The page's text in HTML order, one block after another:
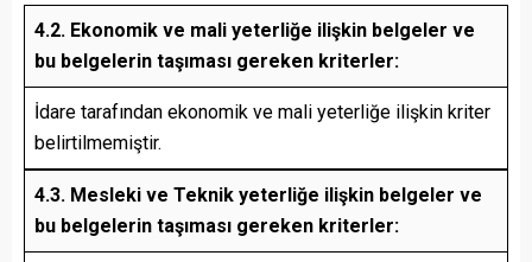
4.2. Ekonomik ve mali yeterliğe ilişkin belgeler ve
bu belgelerin taşıması gereken kriterler:
İdare tarafından ekonomik ve mali yeterliğe ilişkin kriter
belirtilmemiştir.
4.3. Mesleki ve Teknik yeterliğe ilişkin belgeler ve
bu belgelerin taşıması gereken kriterler: